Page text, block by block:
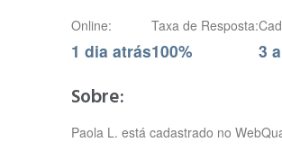
Online:
1 dia atrás
Taxa de Resposta:
100% 3
Sobre:
Paola L. está cadastrado no